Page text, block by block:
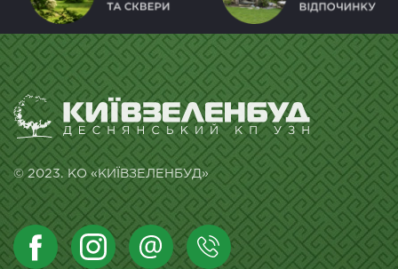
© 2023. КО «КИЇВЗЕЛЕНБУД»